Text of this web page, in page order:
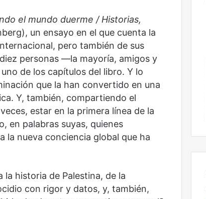
el mundo duerme / Historias,
un ensayo en el que cuenta la
pero también de sus
personas —la mayoría, amigos y
de los capítulos del libro. Y lo
que la han convertido en una
Y, también, compartiendo el
estar en la primera línea de la
en palabras suyas, quienes
la nueva conciencia global que ha
la historia de Palestina, de la
con rigor y datos, y, también,
No
murió
de
amor
No murió de amor